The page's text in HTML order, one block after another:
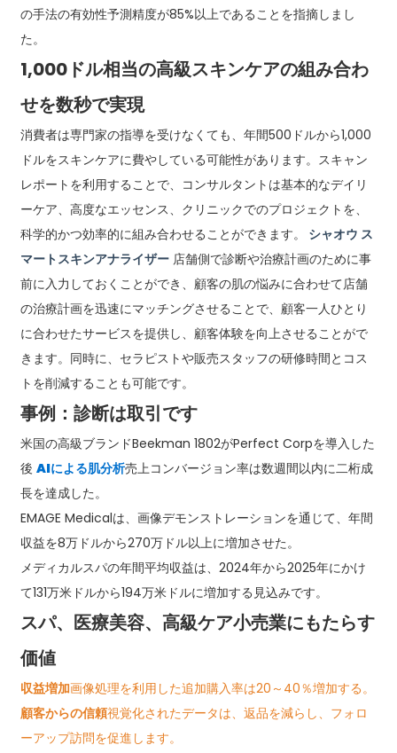
の手法の有効性予測精度が85%以上であることを指摘しまし
た。
1,000ドル相当の高級スキンケアの組み合わ
せを数秒で実現
消費者は専門家の指導を受けなくても、年間500ドルから1,000
ドルをスキンケアに費やしている可能性があります。スキャン
レポートを利用することで、コンサルタントは基本的なデイリ
ーケア、高度なエッセンス、クリニックでのプロジェクトを、
科学的かつ効率的に組み合わせることができます。
シャオウ ス
マートスキンアナライザー店舗側で診断や治療計画のために事
前に入力しておくことができ、顧客の肌の悩みに合わせて店舗
の治療計画を迅速にマッチングさせることで、顧客一人ひとり
に合わせたサービスを提供し、顧客体験を向上させることがで
きます。同時に、セラピストや販売スタッフの研修時間とコス
トを削減することも可能です。
事例：診断は取引です
米国の高級ブランドBeekman 1802がPerfect Corpを導入した
後 AIによる肌分析売上コンバージョン率は数週間以内に二桁成
長を達成した。
EMAGE Medicalは、画像デモンストレーションを通じて、年間
収益を8万ドルから270万ドル以上に増加させた。
メディカルスパの年間平均収益は、2024年から2025年にかけ
て131万米ドルから194万米ドルに増加する見込みです。
スパ、医療美容、高級ケア小売業にもたらす
価値
収益増加画像処理を利用した追加購入率は20～40％増加する。
顧客からの信頼視覚化されたデータは、返品を減らし、フォロ
ーアップ訪問を促進します。